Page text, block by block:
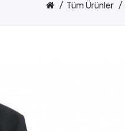
Tüm Ürünler